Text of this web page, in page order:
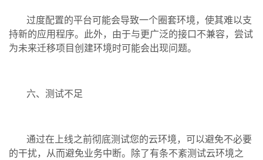
过度配置的平台可能会导致一个圈套环境，使其难以支
持新的应用程序。此外，由于与更广泛的接口不兼容，尝试
为未来迁移项目创建环境时可能会出现问题。
六、测试不足
通过在上线之前彻底测试您的云环境，可以避免不必要
的干扰，从而避免业务中断。除了有条不紊测试云环境之